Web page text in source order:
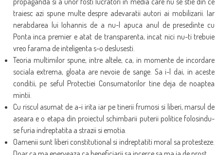
traiesc azi spune multe despre adevaratii autori ai mobilizarii. Iar
nerabdarea lui Iohannis de a nu-l apuca anul de presedinte cu
Ponta inca premier e atat de transparenta, incat nici nu-ti trebuie
vreo farama de inteligenta s-o deslusesti.
Teoria multimilor spune, intre altele, ca, in momente de incordare
sociala extrema, gloata are nevoie de sange. Sa i-l dai, in aceste
conditii, pe seful Protectiei Consumatorilor tine deja de noaptea
mintii.
Cu riscul asumat de a-i irita iar pe tinerii frumosi si liberi, marsul de
aseara e o etapa din proiectul schimbarii puterii politice folosindu-
se furia indreptatita a strazii si emotia.
Oamenii sunt liberi constitutional si indreptatiti moral sa protesteze.